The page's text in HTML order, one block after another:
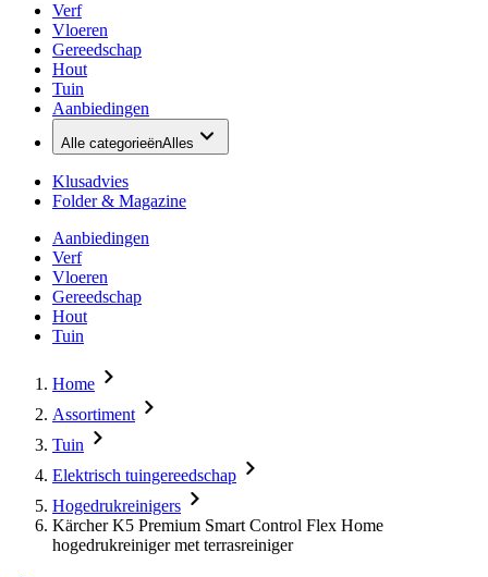
Verf
Vloeren
Gereedschap
Hout
Tuin
Aanbiedingen
Alle categorieënAlles
Klusadvies
Folder & Magazine
Aanbiedingen
Verf
Vloeren
Gereedschap
Hout
Tuin
Home
Assortiment
Tuin
Elektrisch tuingereedschap
Hogedrukreinigers
Kärcher K5 Premium Smart Control Flex Home
hogedrukreiniger met terrasreiniger